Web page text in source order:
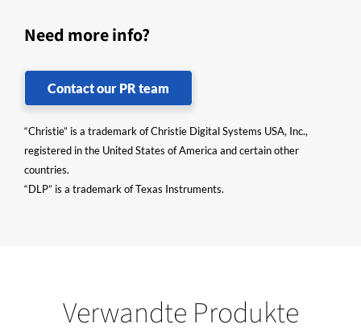
Need more info?
Contact our PR team
“Christie” is a trademark of Christie Digital Systems USA, Inc.,
registered in the United States of America and certain other
countries.
“DLP” is a trademark of Texas Instruments.
Verwandte Produkte